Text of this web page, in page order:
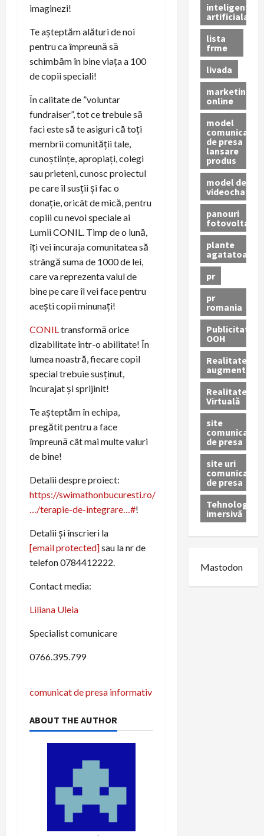
imaginezi!
Te așteptăm alături de noi
pentru ca împreună să
schimbăm în bine viața a 100
de copii speciali!
În calitate de ”voluntar
fundraiser”, tot ce trebuie să
faci este să te asiguri că toți
membrii comunității tale,
cunoștiințe, apropiați, colegi
sau prieteni, cunosc proiectul
pe care îl susții și fac o
donație, oricât de mică, pentru
copiii cu nevoi speciale ai
Lumii CONIL. Timp de o lună,
îți vei încuraja comunitatea să
strângă suma de 1000 de lei,
care va reprezenta valul de
bine pe care îl vei face pentru
acești copii minunați!
CONILtransformă orice
dizabilitate într-o abilitate! În
lumea noastră, fiecare copil
special trebuie susținut,
încurajat și sprijinit!
Te așteptăm în echipa,
pregătit pentru a face
împreună cât mai multe valuri
de bine!
Detalii despre proiect:
https://swimathonbucuresti.ro/
…/terapie-de-integrare…#!
Detalii și înscrieri la
[email protected]sau la nr de
telefon 0784412222.
Contact media:
Liliana Uleia
Specialist comunicare
0766.395.799
P
o
comunicat de presa informativ
ABOUT THE AUTHOR
inteligenta
artificiala
lista
frme
livada
marketing
online
model
comunicat
de presa
lansare
produs
model de
videochat
panouri
fotovoltaice
plante
agatatoare
pr
pr
romania
Publicitate
OOH
Realitatea
augmentată
Realitatea
Virtuală
site
comunicate
de presa
site uri
comunicate
de presa
Tehnologie
imersivă
Mastodon